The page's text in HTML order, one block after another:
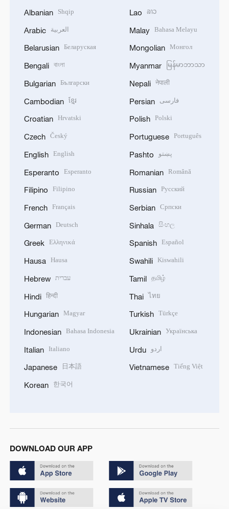
Albanian Shqip
Arabic العربية
Belarusian Беларуская
Bengali বাংলা
Bulgarian Български
Cambodian ខ្មែរ
Croatian Hrvatski
Czech Český
English English
Esperanto Esperanto
Filipino Filipino
French Français
German Deutsch
Greek Ελληνικά
Hausa Hausa
Hebrew עברית
Hindi हिन्दी
Hungarian Magyar
Indonesian Bahasa Indonesia
Italian Italiano
Japanese 日本語
Korean 한국어
Lao ລາວ
Malay Bahasa Melayu
Mongolian Монгол
Myanmar မြန်မာဘာသာ
Nepali नेपाली
Persian فارسی
Polish Polski
Portuguese Português
Pashto پښتو
Romanian Română
Russian Русский
Serbian Српски
Sinhala සිංහල
Spanish Español
Swahili Kiswahili
Tamil தமிழ்
Thai ไทย
Turkish Türkçe
Ukrainian Українська
Urdu اردو
Vietnamese Tiếng Việt
DOWNLOAD OUR APP